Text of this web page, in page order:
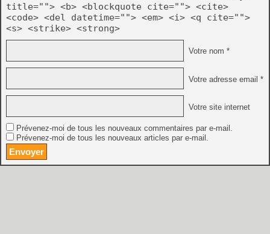
title=""> <b> <blockquote cite=""> <cite>
<code> <del datetime=""> <em> <i> <q cite="">
<s> <strike> <strong>
Votre nom *
Votre adresse email *
Votre site internet
Prévenez-moi de tous les nouveaux commentaires par e-mail.
Prévenez-moi de tous les nouveaux articles par e-mail.